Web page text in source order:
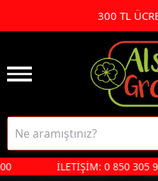
300 TL
İLETİŞİM: 0 850 305